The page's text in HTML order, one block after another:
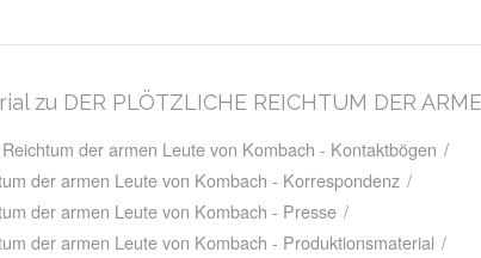
zu DER PLÖTZLICHE REICHTUM DER
der armen Leute von Kombach - Kontaktbögen /
der armen Leute von Kombach - Korrespondenz /
der armen Leute von Kombach - Presse /
der armen Leute von Kombach - Produktionsmaterial /